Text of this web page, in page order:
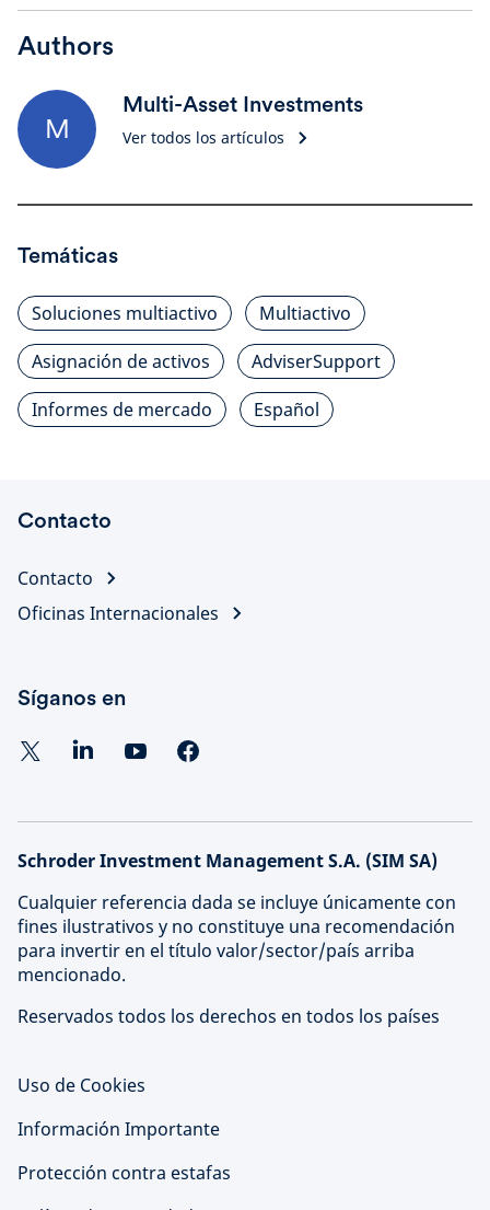
Authors
M
Multi-Asset Investments
Ver todos los artículos
Temáticas
Soluciones multiactivo
Multiactivo
Asignación de activos
AdviserSupport
Informes de mercado
Español
Contacto
Contacto
Oficinas Internacionales
Síganos en
Schroder Investment Management S.A. (SIM SA)
Cualquier referencia dada se incluye únicamente con
fines ilustrativos y no constituye una recomendación
para invertir en el título valor/sector/país arriba
mencionado.
Reservados todos los derechos en todos los países
Uso de Cookies
Información Importante
Protección contra estafas